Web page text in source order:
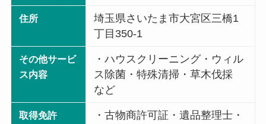
住所
埼玉県さいたま市大宮区三橋1
丁目350-1
その他サービ
ス内容
・ハウスクリーニング・ウィル
ス除菌・特殊清掃・草木伐採
など
取得免許
・古物商許可証・遺品整理士・